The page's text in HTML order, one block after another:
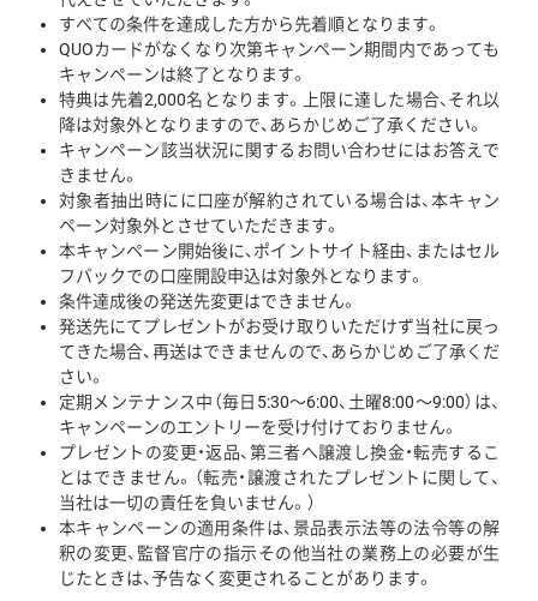
すべての条件を達成した方から先着順となります。
QUOカードがなくなり次第キャンペーン期間内であっても
キャンペーンは終了となります。
特典は先着2,000名となります。上限に達した場合、それ以
降は対象外となりますので、あらかじめご了承ください。
キャンペーン該当状況に関するお問い合わせにはお答えで
きません。
対象者抽出時にに口座が解約されている場合は、本キャン
ペーン対象外とさせていただきます。
本キャンペーン開始後に、ポイントサイト経由、またはセル
フバックでの口座開設申込は対象外となります。
条件達成後の発送先変更はできません。
発送先にてプレゼントがお受け取りいただけず当社に戻っ
てきた場合、再送はできませんので、あらかじめご了承くだ
さい。
定期メンテナンス中（毎日5:30〜6:00、土曜8:00〜9:00）は、
キャンペーンのエントリーを受け付けておりません。
プレゼントの変更・返品、第三者へ譲渡し換金・転売するこ
とはできません。（転売・譲渡されたプレゼントに関して、
当社は一切の責任を負いません。）
本キャンペーンの適用条件は、景品表示法等の法令等の解
釈の変更、監督官庁の指示その他当社の業務上の必要が生
じたときは、予告なく変更されることがあります。